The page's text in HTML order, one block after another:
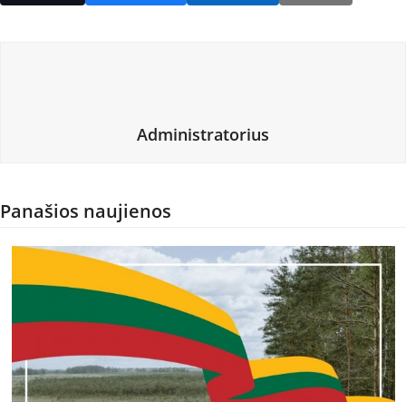
Administratorius
Panašios naujienos